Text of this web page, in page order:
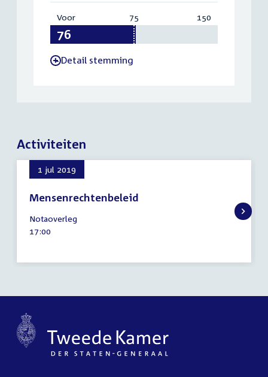
Voor:
75 150
-Detail stemming
Activiteiten
1 jul 2019
Mensenrechtenbeleid
juli
2019
Notaoverleg
Tijd
17:00